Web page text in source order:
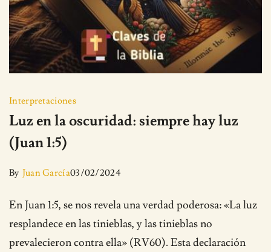
Interpretaciones
Luz en la oscuridad: siempre hay luz
(Juan 1:5)
By Juan García03/02/2024
En Juan 1:5, se nos revela una verdad poderosa: «La luz
resplandece en las tinieblas, y las tinieblas no
prevalecieron contra ella» (RV60). Esta declaración